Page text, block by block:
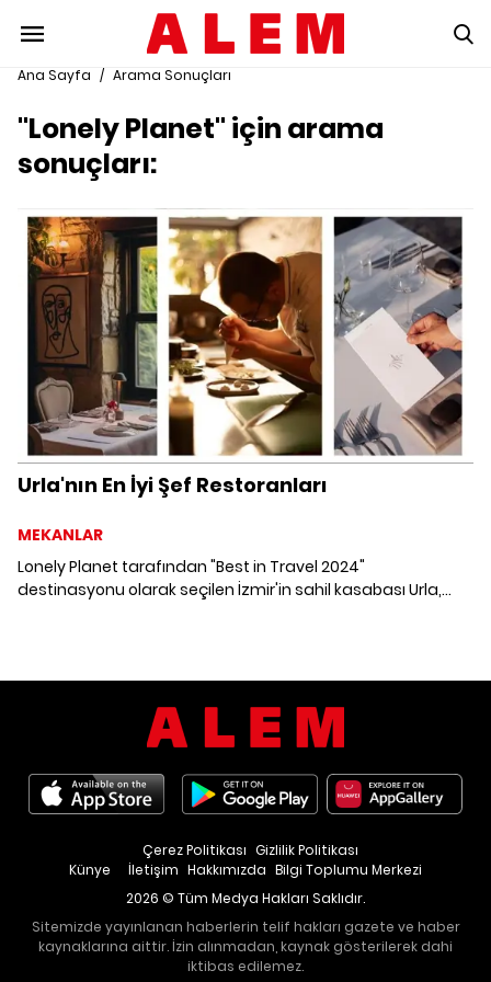
Ana Sayfa / Arama Sonuçları
"Lonely Planet" için arama
sonuçları:
Urla'nın En İyi Şef Restoranları
MEKANLAR
Lonely Planet tarafından "Best in Travel 2024"
destinasyonu olarak seçilen İzmir'in sahil kasabası Urla,
restoranını radarımıza aldık.
Künye İletişim Hakkımızda Bilgi Toplumu Merkezi
Çerez Politikası Gizlilik Politikası
2026 © Tüm Medya Hakları Saklıdır.
Sitemizde yayınlanan haberlerin telif hakları gazete ve haber
kaynaklarına aittir. İzin alınmadan, kaynak gösterilerek dahi
iktibas edilemez.